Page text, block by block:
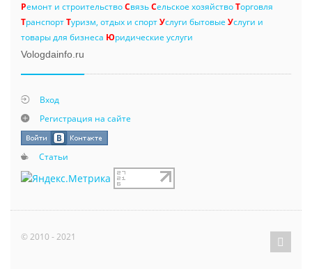
Ремонт и строительствоСвязьСельское хозяйствоТорговля
ТранспортТуризм, отдых и спортУслуги бытовые Услуги и
товары для бизнеса Юридические услуги
Vologdainfo.ru
Вход
Регистрация на сайте
Статьи
© 2010 - 2021